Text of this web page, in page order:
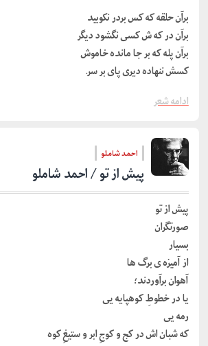
برآن حلقه که کس بردر نکوبید
برآن در که ش کسی نگشود دیگر
برآن پله که بر جا مانده خاموش
کسش ننهاده دیری پای بر سرـ
ادامه شعر
احمد شاملو
ﭘﻴﺶ ﺍﺯ ﺗﻮ / احمد شاملو
ﭘﻴﺶ ﺍﺯ ﺗﻮ
ﺻﻮﺭﺗﮕﺮﺍﻥ
ﺑﺴﻴﺎﺭ
ﺍﺯ ﺁﻣﻴﺰﻩ ﯼ ﺑﺮﮒ ﻫﺎ
ﺁﻫﻮﺍﻥ ﺑﺮﺁﻭﺭﺩﻧﺪ؛
ﻳﺎ ﺩﺭ ﺧﻄﻮﻁِ ﮐﻮﻫﭙﺎﻳﻪ ﻳﯽ
ﺭﻣﻪ ﻳﯽ
ﮐﻪ ﺷﺒﺎﻥ ﺍﺵ ﺩﺭ ﮐﺞ ﻭ ﮐﻮﺝِ ﺍﺑﺮ ﻭ ﺳﺘﻴﻎِ ﮐﻮﻩ